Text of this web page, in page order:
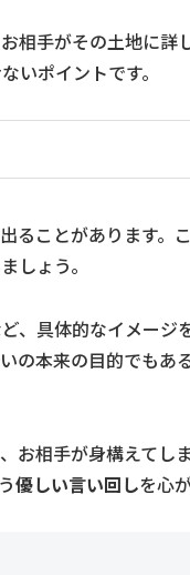
相手がその土地に詳
いポイントです。
ることがあります。
しょう。
、具体的なイメージ
の本来の目的でもあ
お相手が身構えてし
優しい言い回しを心